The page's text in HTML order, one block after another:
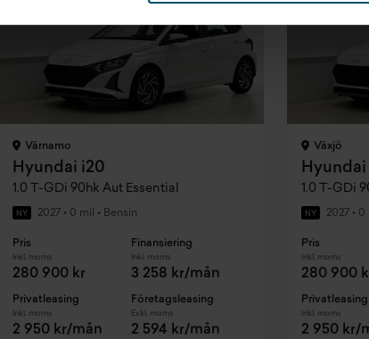
Värnamo
Hyundai i20
1.0 T-GDi 90hk Aut Essential
NY 2027 • 0 mil • Bensin
Pris
Inkl. moms
280 900 kr
Finansiering
Inkl. moms
3 258 kr/mån
Privatleasing
Inkl. moms
2 950 kr/mån
Företagsleasing
Exkl. moms
2 594 kr/mån
Växjö
Hyundai
1.0 T-GDi
NY 2027 • 0
Pris
Inkl. moms
280 900
Privatleasing
Inkl. moms
2 950 kr/